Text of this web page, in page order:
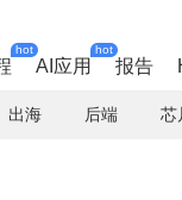
hot
AI应用
hot
报告
出海 后端 芯